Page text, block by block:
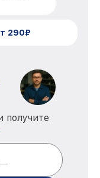
290₽
получите